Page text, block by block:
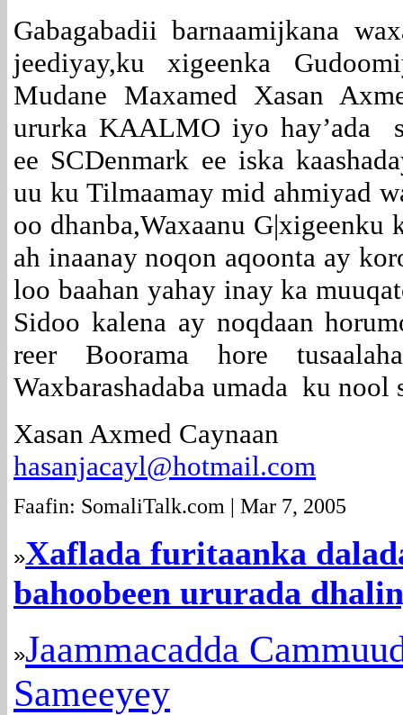
Gabagabadii barnaamijkana
jeediyay,ku xigeenka
Mudane Maxamed Xasan
ururka KAALMO iyo hay’ada
ee SCDenmark ee iska
uu ku Tilmaamay mid ahmiyad
oo dhanba,Waxaanu G|xigeenku
ah inaanay noqon aqoonta ay
loo baahan yahay inay ka
Sidoo kalena ay noqdaan
reer Boorama hore
Waxbarashadaba umada ku nool
Xasan Axmed Caynaan
hasanjacayl@hotmail.com
Faafin: SomaliTalk.com | Mar 7, 2005
»Xaflada furitaanka
bahoobeen ururada
»Jaammacadda
Sameeyey